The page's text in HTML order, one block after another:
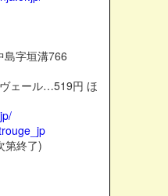
島字垣溝766
ェール…519円 ほ
第終了)